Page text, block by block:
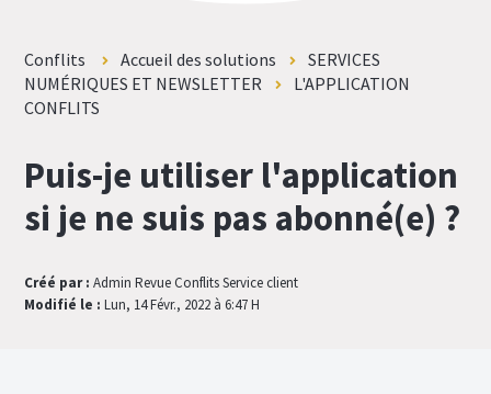
Conflits Accueil des solutions
SERVICES
NUMÉRIQUES ET NEWSLETTER
L'APPLICATION
CONFLITS
Puis-je utiliser l'application
si je ne suis pas abonné(e) ?
Créé par : Admin Revue Conflits Service client
Modifié le : Lun, 14 Févr., 2022 à 6:47 H